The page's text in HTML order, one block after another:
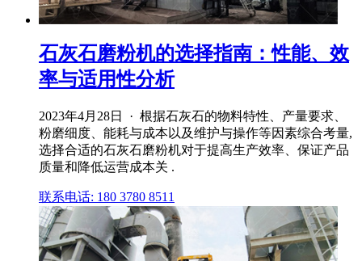
石灰石磨粉机的选择指南：性能、效
率与适用性分析
2023年4月28日 · 根据石灰石的物料特性、产量要求、
粉磨细度、能耗与成本以及维护与操作等因素综合考量,
选择合适的石灰石磨粉机对于提高生产效率、保证产品
质量和降低运营成本关 .
联系电话: 180 3780 8511